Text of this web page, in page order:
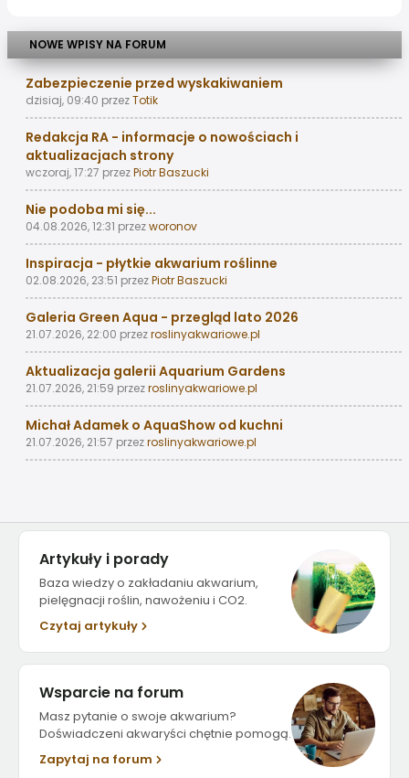
NOWE WPISY NA FORUM
Zabezpieczenie przed wyskakiwaniem
dzisiaj, 09:40 przezTotik
Redakcja RA - informacje o nowościach i
aktualizacjach strony
wczoraj, 17:27 przezPiotr Baszucki
Nie podoba mi się...
04.08.2026, 12:31 przezworonov
Inspiracja - płytkie akwarium roślinne
02.08.2026, 23:51 przezPiotr Baszucki
Galeria Green Aqua - przegląd lato 2026
21.07.2026, 22:00 przezroslinyakwariowe.pl
Aktualizacja galerii Aquarium Gardens
21.07.2026, 21:59 przezroslinyakwariowe.pl
Michał Adamek o AquaShow od kuchni
21.07.2026, 21:57 przezroslinyakwariowe.pl
Artykuły i porady
Baza wiedzy o zakładaniu akwarium,
pielęgnacji roślin, nawożeniu i CO2.
Czytaj artykuły
Wsparcie na forum
Masz pytanie o swoje akwarium?
Doświadczeni akwaryści chętnie pomogą.
Zapytaj na forum